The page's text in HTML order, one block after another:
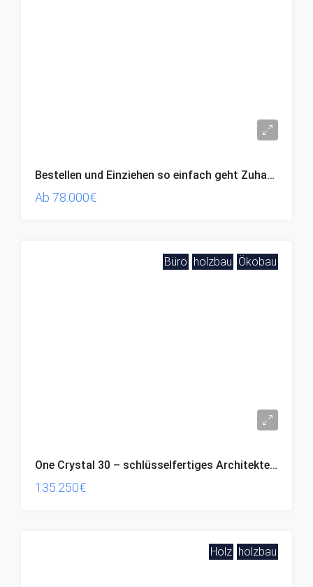
Bestellen und Einziehen so einfach geht Zuhause!
Ab 78.000€
Büro holzbau Ökobau
One Crystal 30 – schlüsselfertiges Architektenhaus & KFW-Effizienzhaus mit Luft-Luft-Wärmepumpe (*sofortiger Projektbeginn*)
135.250€
Holz holzbau